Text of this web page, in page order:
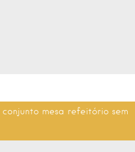
mesa refeitório sem